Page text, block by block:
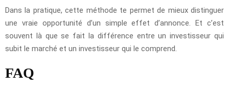
Dans la pratique, cette méthode te permet de mieux distinguer
une vraie opportunité d’un simple effet d’annonce. Et c’est
souvent là que se fait la différence entre un investisseur qui
subit le marché et un investisseur qui le comprend.
FAQ